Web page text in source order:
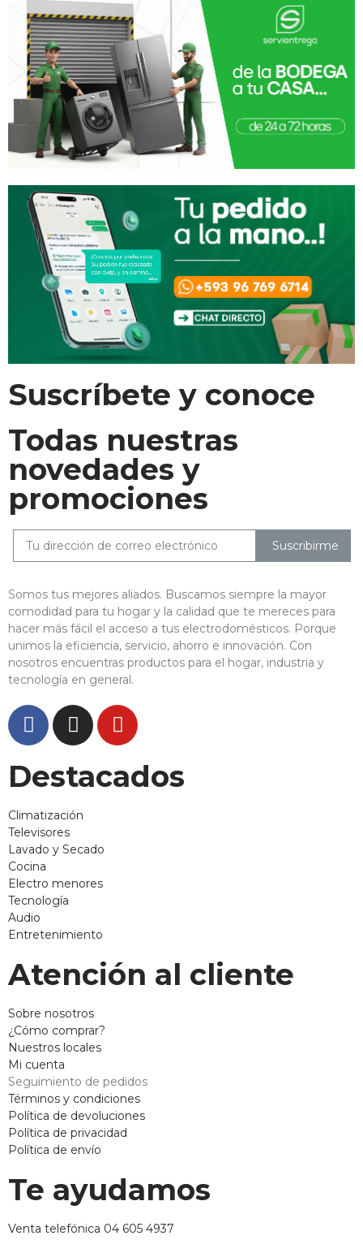
Suscríbete y conoce
Todas nuestras
novedades y
promociones
Suscribirme
Somos tus mejores aliados. Buscamos siempre la mayor
comodidad para tu hogar y la calidad que te mereces para
hacer más fácil el acceso a tus electrodomésticos. Porque
unimos la eficiencia, servicio, ahorro e innovación. Con
nosotros encuentras productos para el hogar, industria y
tecnología en general.
Destacados
Climatización
Televisores
Lavado y Secado
Cocina
Electro menores
Tecnología
Audio
Entretenimiento
Atención al cliente
Sobre nosotros
¿Cómo comprar?
Nuestros locales
Mi cuenta
Seguimiento de pedidos
Términos y condiciones
Política de devoluciones
Política de privacidad
Política de envío
Te ayudamos
Venta telefónica 04 605 4937